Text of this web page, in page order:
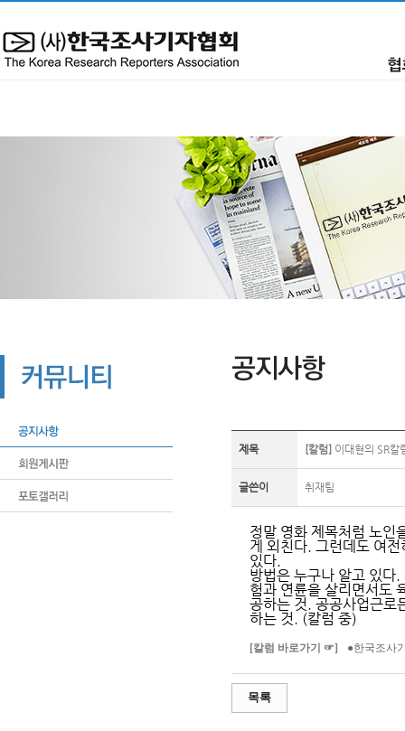
제목 [칼럼] 이대현의 SR칼
글쓴이 취재팀
정말 영화 제목처럼 노인
게 외친다. 그런데도 여
있다.
방법은 누구나 알고 있다
험과 연륜을 살리면서도
공하는 것. 공공사업근로
하는 것. (칼럼 중)
[칼럼 바로가기 ☞] ●한국조사
목록